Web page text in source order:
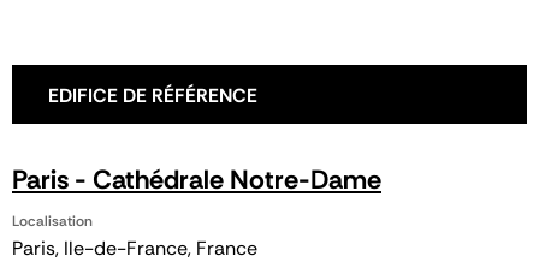
EDIFICE DE RÉFÉRENCE
Paris - Cathédrale Notre-Dame
Localisation
Paris, Ile-de-France, France